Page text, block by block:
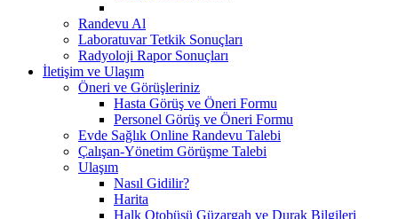
Randevu Al
Laboratuvar Tetkik Sonuçları
Radyoloji Rapor Sonuçları
İletişim ve Ulaşım
Öneri ve Görüşleriniz
Hasta Görüş ve Öneri Formu
Personel Görüş ve Öneri Formu
Evde Sağlık Online Randevu Talebi
Çalışan-Yönetim Görüşme Talebi
Ulaşım
Nasıl Gidilir?
Harita
Halk Otobüsü Güzargah ve Durak Bilgileri